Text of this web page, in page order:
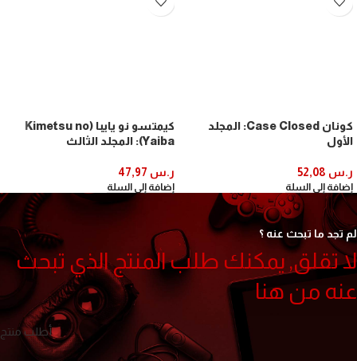
كونان Case Closed: المجلد
الأول
ر.س
إضافة إلى السلة
كيمتسو نو يايبا (Kimetsu no
Yaiba): المجلد الثالث
ر.س
إضافة إلى السلة
لم تجد ما تبحث عنه ؟
لا تقلق, يمكنك طلب المنتج الذي تبحث
عنه من هنا
أطلب منتج